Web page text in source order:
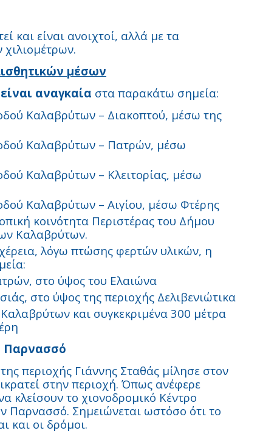
και είναι ανοιχτοί, αλλά με τα
μέσων
αναγκαία στα παρακάτω σημεία:
Καλαβρύτων – Διακοπτού, μέσω της
Καλαβρύτων – Πατρών, μέσω
Καλαβρύτων – Κλειτορίας, μέσω
Καλαβρύτων – Αιγίου, μέσω Φτέρης
κοινότητα Περιστέρας του Δήμου
Καλαβρύτων.
λόγω πτώσης φερτών υλικών, η
στο ύψος του Ελαιώνα
στο ύψος της περιοχής Δελιβενιώτικα
και συγκεκριμένα 300 μέτρα
Παρνασσό
περιοχής Γιάννης Σταθάς μίλησε στον
στην περιοχή. Όπως ανέφερε
κλείσουν το χιονοδρομικό Κέντρο
Παρνασσό. Σημειώνεται ωστόσο ότι το
και οι δρόμοι.